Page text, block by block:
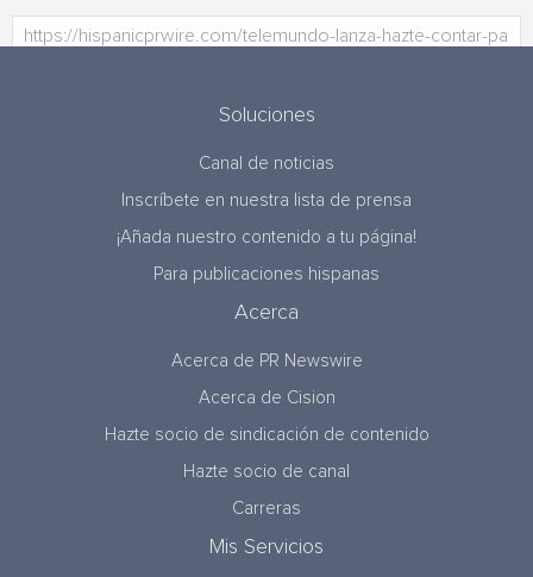
Soluciones
Canal de noticias
Inscríbete en nuestra lista de prensa
¡Añada nuestro contenido a tu página!
Para publicaciones hispanas
Acerca
Acerca de PR Newswire
Acerca de Cision
Hazte socio de sindicación de contenido
Hazte socio de canal
Carreras
Mis Servicios